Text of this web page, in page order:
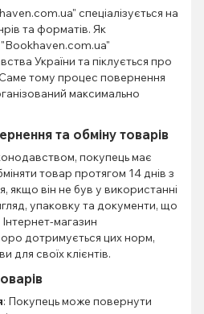
спеціалізується на
та форматів. Як
"Bookhaven.com.ua"
України та піклується про
Саме тому процес повернення
максимально
та обміну товарів
покупець має
товар протягом 14 днів з
якщо він не був у використанні
упаковку та документи, що
магазин
дотримується цих норм,
для своїх клієнтів.
: Покупець може повернути